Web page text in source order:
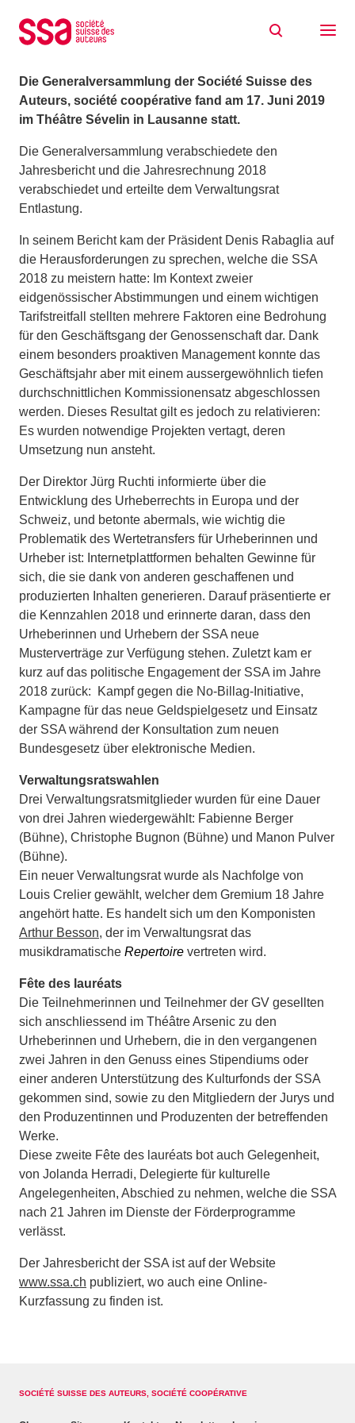
Die Generalversammlung der Société Suisse des
Auteurs, société coopérative fand am 17. Juni 2019
im Théâtre Sévelin in Lausanne statt.
Die Generalversammlung verabschiedete den
Jahresbericht und die Jahresrechnung 2018
verabschiedet und erteilte dem Verwaltungsrat
Entlastung.
In seinem Bericht kam der Präsident Denis Rabaglia auf
die Herausforderungen zu sprechen, welche die SSA
2018 zu meistern hatte: Im Kontext zweier
eidgenössischer Abstimmungen und einem wichtigen
Tarifstreitfall stellten mehrere Faktoren eine Bedrohung
für den Geschäftsgang der Genossenschaft dar. Dank
einem besonders proaktiven Management konnte das
Geschäftsjahr aber mit einem aussergewöhnlich tiefen
durchschnittlichen Kommissionensatz abgeschlossen
werden. Dieses Resultat gilt es jedoch zu relativieren:
Es wurden notwendige Projekten vertagt, deren
Umsetzung nun ansteht.
Der Direktor Jürg Ruchti informierte über die
Entwicklung des Urheberrechts in Europa und der
Schweiz, und betonte abermals, wie wichtig die
Problematik des Wertetransfers für Urheberinnen und
Urheber ist: Internetplattformen behalten Gewinne für
sich, die sie dank von anderen geschaffenen und
produzierten Inhalten generieren. Darauf präsentierte er
die Kennzahlen 2018 und erinnerte daran, dass den
Urheberinnen und Urhebern der SSA neue
Musterverträge zur Verfügung stehen. Zuletzt kam er
kurz auf das politische Engagement der SSA im Jahre
2018 zurück: Kampf gegen die No-Billag-Initiative,
Kampagne für das neue Geldspielgesetz und Einsatz
der SSA während der Konsultation zum neuen
Bundesgesetz über elektronische Medien.
Verwaltungsratswahlen
Drei Verwaltungsratsmitglieder wurden für eine Dauer
von drei Jahren wiedergewählt: Fabienne Berger
(Bühne), Christophe Bugnon (Bühne) und Manon Pulver
(Bühne).
Ein neuer Verwaltungsrat wurde als Nachfolge von
Louis Crelier gewählt, welcher dem Gremium 18 Jahre
angehört hatte. Es handelt sich um den Komponisten
Arthur Besson, der im Verwaltungsrat das
musikdramatische Repertoire vertreten wird.
Fête des lauréats
Die Teilnehmerinnen und Teilnehmer der GV gesellten
sich anschliessend im Théâtre Arsenic zu den
Urheberinnen und Urhebern, die in den vergangenen
zwei Jahren in den Genuss eines Stipendiums oder
einer anderen Unterstützung des Kulturfonds der SSA
gekommen sind, sowie zu den Mitgliedern der Jurys und
den Produzentinnen und Produzenten der betreffenden
Werke.
Diese zweite Fête des lauréats bot auch Gelegenheit,
von Jolanda Herradi, Delegierte für kulturelle
Angelegenheiten, Abschied zu nehmen, welche die SSA
nach 21 Jahren im Dienste der Förderprogramme
verlässt.
Der Jahresbericht der SSA ist auf der Website
www.ssa.ch publiziert, wo auch eine Online-
Kurzfassung zu finden ist.
SOCIÉTÉ SUISSE DES AUTEURS, SOCIÉTÉ COOPÉRATIVE